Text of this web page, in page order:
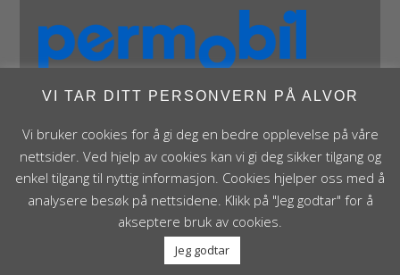
Panthera Norge AS • Røykenveien 142A • NO - 1386
Asker • Norge • post@panthera.no • Tlf: 90 24 55 55 •
Org.nr. NO 995 824 841 MVA Foretaksregisteret
VI TAR DITT PERSONVERN PÅ ALVOR
Vi bruker cookies for å gi deg en bedre opplevelse på våre
nettsider. Ved hjelp av cookies kan vi gi deg sikker tilgang og
enkel tilgang til nyttig informasjon. Cookies hjelper oss med å
analysere besøk på nettsidene. Klikk på "Jeg godtar" for å
akseptere bruk av cookies.
Jeg godtar